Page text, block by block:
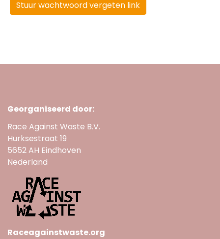
Georganiseerd door:
Race Against Waste B.V.
Hurksestraat 19
5652 AH Eindhoven
Nederland
Raceagainstwaste.org